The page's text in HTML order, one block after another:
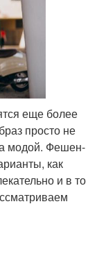
еще более
просто не
модой. Фешен-
как
и в то